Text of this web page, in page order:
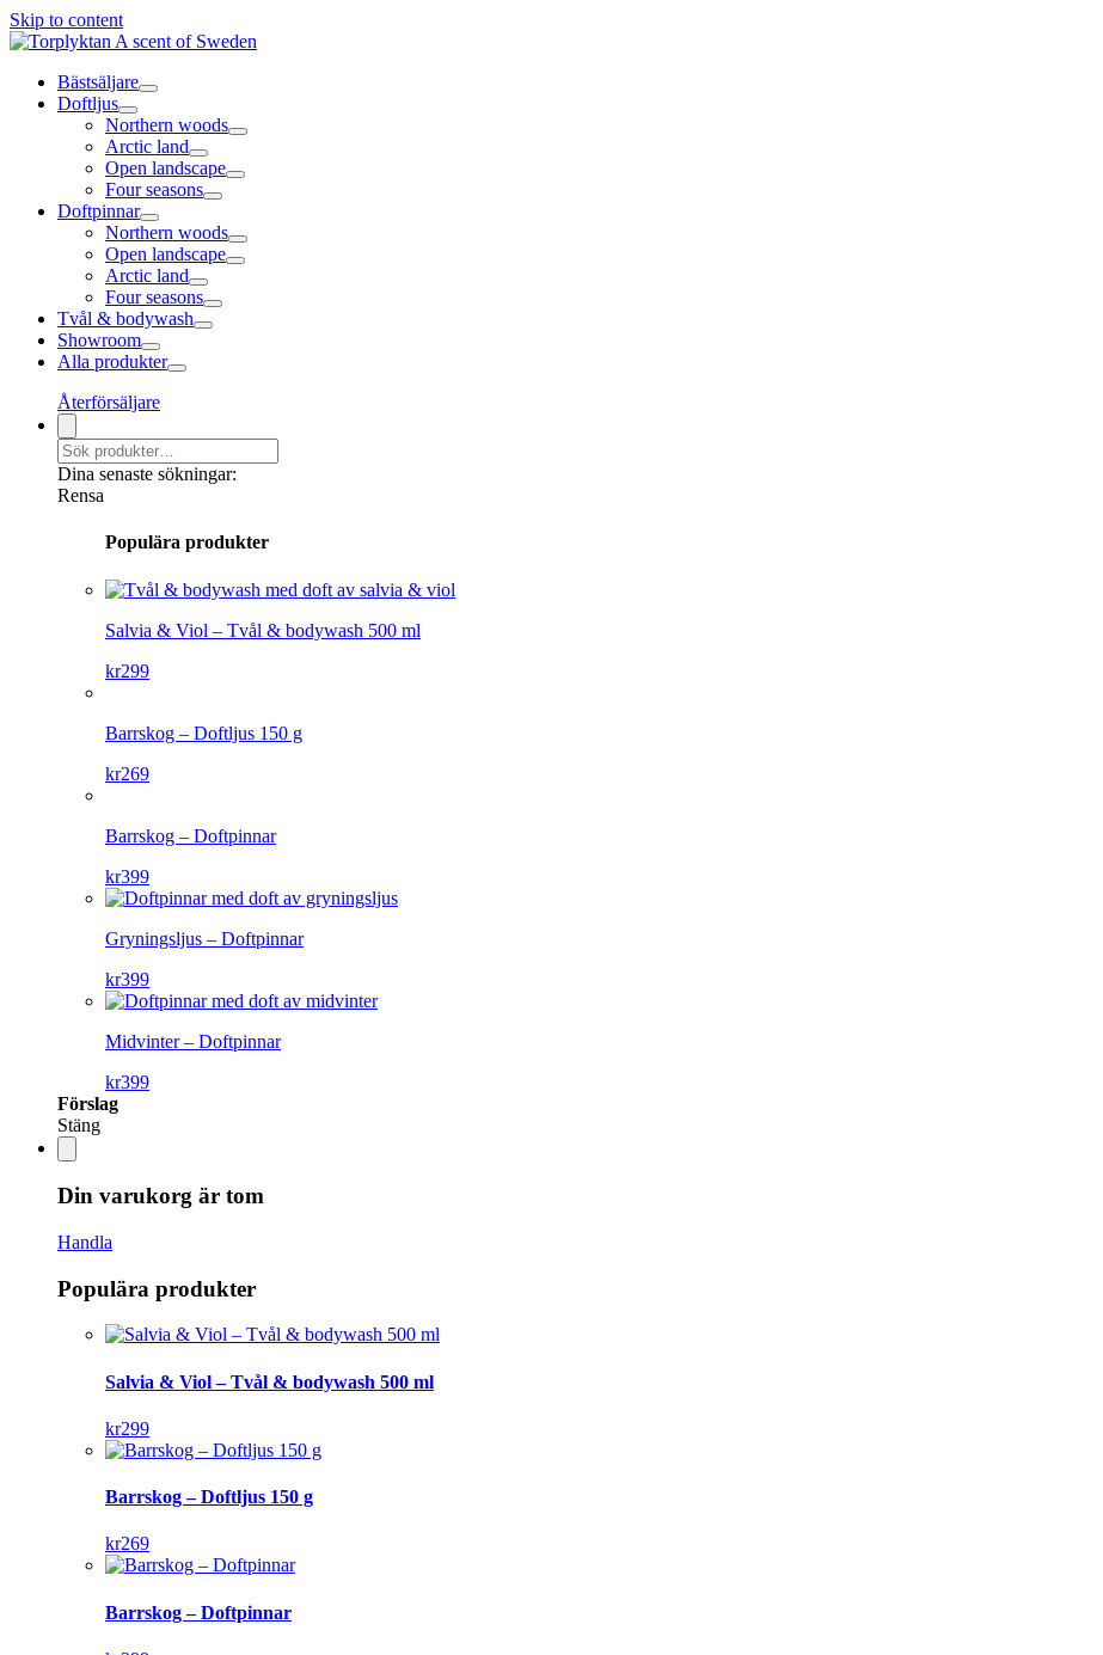
Skip to content
Bästsäljare
Doftljus
Northern woods
Arctic land
Open landscape
Four seasons
Doftpinnar
Northern woods
Open landscape
Arctic land
Four seasons
Tvål & bodywash
Showroom
Alla produkter
Återförsäljare
Dina senaste sökningar:
Rensa
Populära produkter
Salvia & Viol – Tvål & bodywash 500 ml
kr299
Barrskog – Doftljus 150 g
kr269
Barrskog – Doftpinnar
kr399
Gryningsljus – Doftpinnar
kr399
Midvinter – Doftpinnar
kr399
Förslag
Stäng
Din varukorg är tom
Handla
Populära produkter
Salvia & Viol – Tvål & bodywash 500 ml
kr299
Barrskog – Doftljus 150 g
kr269
Barrskog – Doftpinnar